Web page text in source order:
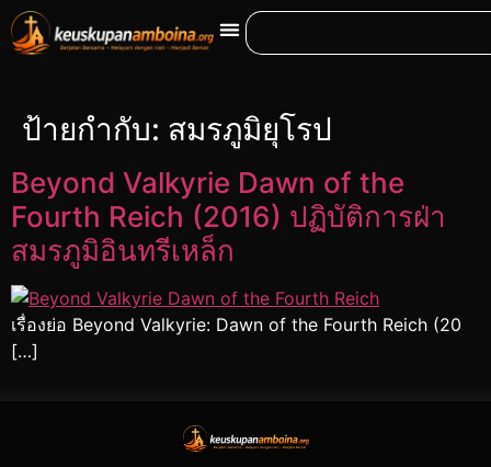
ป้ายกำกับ: สมรภูมิยุโรป
Beyond Valkyrie Dawn of the
Fourth Reich (2016) ปฏิบัติการฝ่า
สมรภูมิอินทรีเหล็ก
เรื่องย่อ Beyond Valkyrie: Dawn of the Fourth Reich (20
[…]